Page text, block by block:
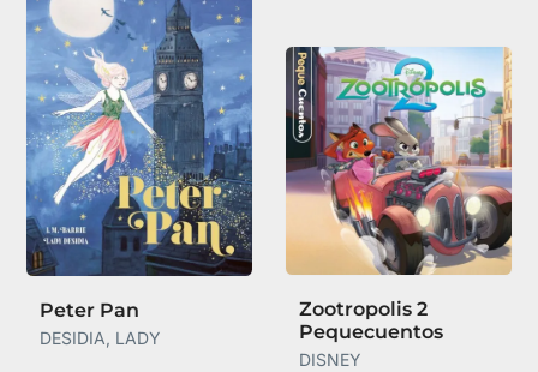
Peter Pan
DESIDIA, LADY
Zootropolis 2
Pequecuentos
DISNEY